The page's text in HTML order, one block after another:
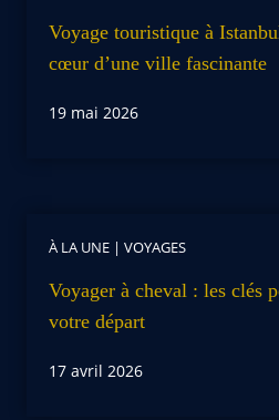
Voyage touristique à
cœur d’une ville fascinante
19 mai 2026
À LA UNE | VOYAGES
Voyager à cheval : les clés
votre départ
17 avril 2026